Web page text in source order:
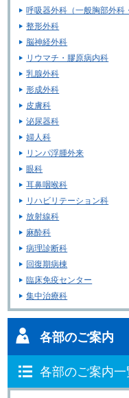
呼吸器外科（一般胸部外科
整形外科
脳神経外科
リウマチ・膠原病内科
乳腺外科
形成外科
皮膚科
泌尿器科
婦人科
リンパ浮腫外来
眼科
耳鼻咽喉科
リハビリテーション科
放射線科
麻酔科
病理診断科
回復期病棟
臨床免疫センター
集中治療科
各部のご案内
各部のご案内一